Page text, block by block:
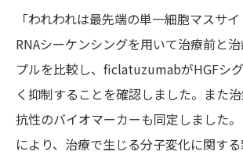
「われわれは最先端の単一細胞マスサ
RNAシーケンシングを用いて治療前と
プルを比較し、 ficlatuzumabがHGFシ
く抑制することを確認しました。また
抗性のバイオマーカーも同定しました
により、治療で生じる分子変化に関す